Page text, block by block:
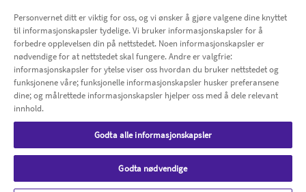
Kundeservice
Kontakt oss
Ofte stilte spørsmål
Frakt og levering
Betaling og faktura
Retur, angrerett og reklamasjon
Snarveier
Min side
Personvernet ditt er viktig for oss, og vi ønsker å gjøre valgene dine knyttet
til informasjonskapsler tydelige. Vi bruker informasjonskapsler for å
forbedre opplevelsen din på nettstedet. Noen informasjonskapsler er
nødvendige for at nettstedet skal fungere. Andre er valgfrie:
informasjonskapsler for ytelse viser oss hvordan du bruker nettstedet og
funksjonene våre; funksjonelle informasjonskapsler husker preferansene
dine; og målrettede informasjonskapsler hjelper oss med å dele relevant
innhold.
Godta alle informasjonskapsler
Godta nødvendige